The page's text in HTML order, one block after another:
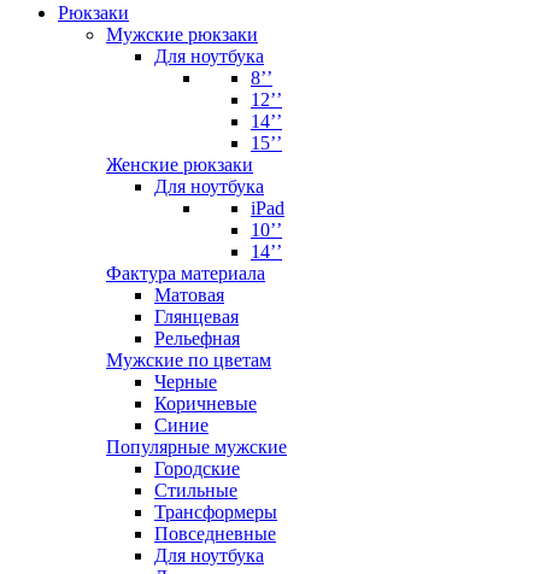
Рюкзаки
Мужские рюкзаки
Для ноутбука
8’’
12’’
14’’
15’’
Женские рюкзаки
Для ноутбука
iPad
10’’
14’’
Фактура материала
Матовая
Глянцевая
Рельефная
Мужские по цветам
Черные
Коричневые
Синие
Популярные мужские
Городские
Стильные
Трансформеры
Повседневные
Для ноутбука